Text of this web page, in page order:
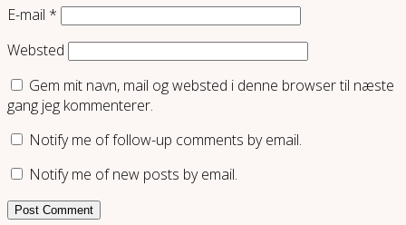
E-mail *
Websted
Gem mit navn, mail og websted i denne browser til næste
gang jeg kommenterer.
Notify me of follow-up comments by email.
Notify me of new posts by email.